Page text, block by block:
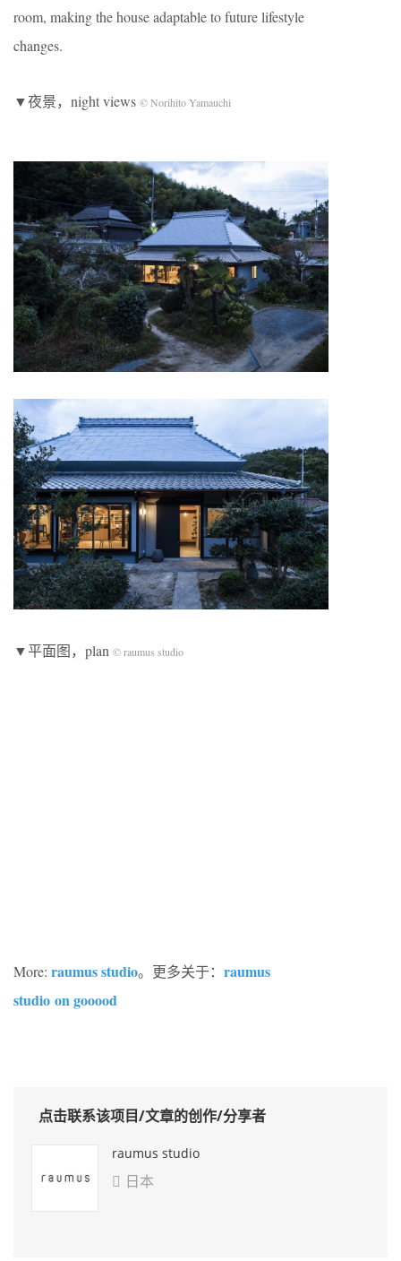
room, making the house adaptable to future lifestyle
changes.
▼夜景，night views © Norihito Yamauchi
▼平面图，plan © raumus studio
More: raumus studio。更多关于： raumus
studio on gooood
点击联系该项目/文章的创作/分享者
raumus studio
 日本